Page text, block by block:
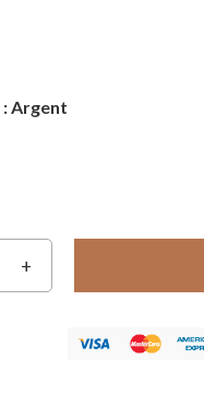
: Argent